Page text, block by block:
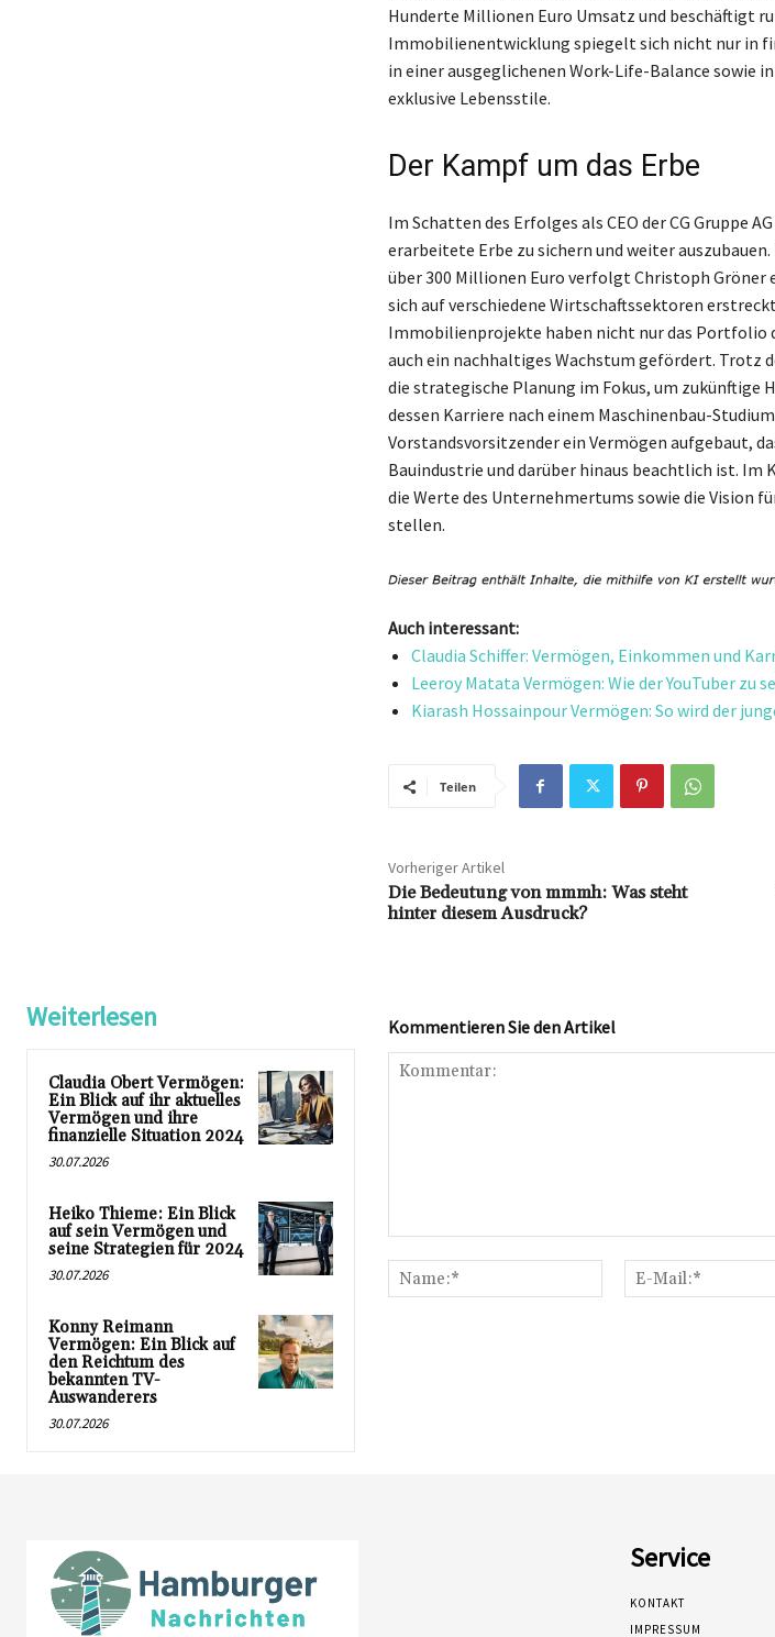
Hunderte Millionen Euro Umsatz und beschäftigt
Immobilienentwicklung spiegelt sich nicht nur in
in einer ausgeglichenen Work-Life-Balance sowie
exklusive Lebensstile.
Der Kampf um das Erbe
Im Schatten des Erfolges als CEO der CG Gruppe
erarbeitete Erbe zu sichern und weiter
über 300 Millionen Euro verfolgt Christoph Gröner
sich auf verschiedene Wirtschaftssektoren
Immobilienprojekte haben nicht nur das Portfolio
auch ein nachhaltiges Wachstum gefördert. Trotz
die strategische Planung im Fokus, um zukünftige
dessen Karriere nach einem Maschinenbau-
Vorstandsvorsitzender ein Vermögen aufgebaut,
Bauindustrie und darüber hinaus beachtlich ist. Im
die Werte des Unternehmertums sowie die Vision
stellen.
Auch interessant:
Claudia Schiffer: Vermögen, Einkommen und
Leeroy Matata Vermögen: Wie der YouTuber zu
Kiarash Hossainpour Vermögen: So wird der
Teilen
Vorheriger Artikel
Die Bedeutung von mmmh: Was steht
hinter diesem Ausdruck?
Weiterlesen
Claudia Obert Vermögen:
Ein Blick auf ihr aktuelles
Vermögen und ihre
finanzielle Situation 2024
30.07.2026
Heiko Thieme: Ein Blick
auf sein Vermögen und
seine Strategien für 2024
30.07.2026
Konny Reimann
Vermögen: Ein Blick auf
den Reichtum des
bekannten TV-
Auswanderers
30.07.2026
Kommentieren Sie den Artikel
Name:*
Service
KONTAKT
IMPRESSUM